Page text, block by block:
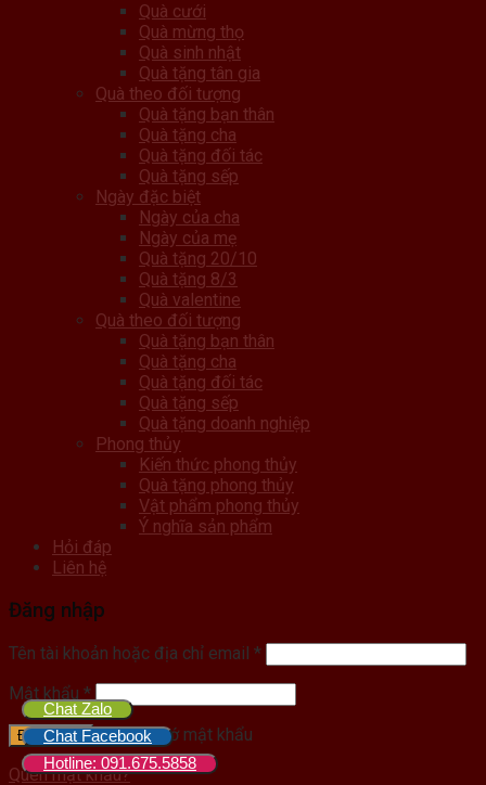
Quà cưới
Quà mừng thọ
Quà sinh nhật
Quà tặng tân gia
Quà theo đối tượng
Quà tặng bạn thân
Quà tặng cha
Quà tặng đối tác
Quà tặng sếp
Ngày đặc biệt
Ngày của cha
Ngày của mẹ
Quà tặng 20/10
Quà tặng 8/3
Quà valentine
Quà theo đối tượng
Quà tặng bạn thân
Quà tặng cha
Quà tặng đối tác
Quà tặng sếp
Quà tặng doanh nghiệp
Phong thủy
Kiến thức phong thủy
Quà tặng phong thủy
Vật phẩm phong thủy
Ý nghĩa sản phẩm
Hỏi đáp
Liên hệ
Chat Zalo
Chat Facebook
Hotline: 091.675.5858
Đăng nhập
Tên tài khoản hoặc địa chỉ email *
Mật khẩu *
Đăng nhập
Ghi nhớ mật khẩu
Quên mật khẩu?